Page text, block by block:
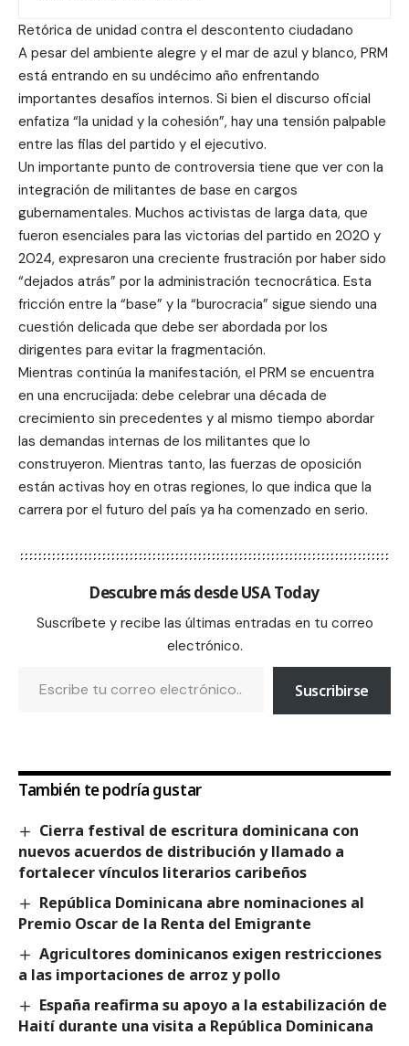
Retórica de unidad contra el descontento ciudadano
A pesar del ambiente alegre y el mar de azul y blanco, PRM
está entrando en su undécimo año enfrentando
importantes desafíos internos. Si bien el discurso oficial
enfatiza “la unidad y la cohesión”, hay una tensión palpable
entre las filas del partido y el ejecutivo.
Un importante punto de controversia tiene que ver con la
integración de militantes de base en cargos
gubernamentales. Muchos activistas de larga data, que
fueron esenciales para las victorias del partido en 2020 y
2024, expresaron una creciente frustración por haber sido
“dejados atrás” por la administración tecnocrática. Esta
fricción entre la “base” y la “burocracia” sigue siendo una
cuestión delicada que debe ser abordada por los
dirigentes para evitar la fragmentación.
Mientras continúa la manifestación, el PRM se encuentra
en una encrucijada: debe celebrar una década de
crecimiento sin precedentes y al mismo tiempo abordar
las demandas internas de los militantes que lo
construyeron. Mientras tanto, las fuerzas de oposición
están activas hoy en otras regiones, lo que indica que la
carrera por el futuro del país ya ha comenzado en serio.
Descubre más desde USA Today
Suscríbete y recibe las últimas entradas en tu correo
electrónico.
Suscribirse
También te podría gustar
Cierra festival de escritura dominicana con
nuevos acuerdos de distribución y llamado a
fortalecer vínculos literarios caribeños
República Dominicana abre nominaciones al
Premio Oscar de la Renta del Emigrante
Agricultores dominicanos exigen restricciones
a las importaciones de arroz y pollo
España reafirma su apoyo a la estabilización de
Haití durante una visita a República Dominicana